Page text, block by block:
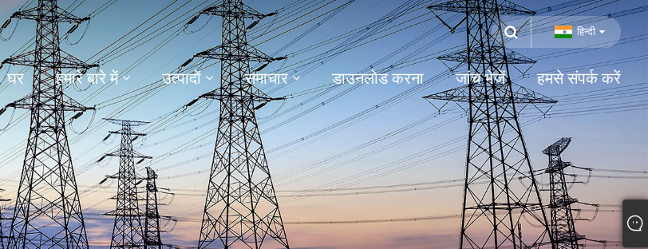
हिन्दी
घर हमारे बारे में उत्पादों समाचार डाउनलोड करना जांच भेजें हमसे संपर्क करें